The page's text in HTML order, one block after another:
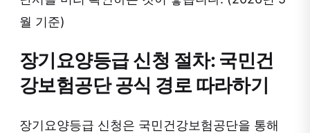
월 기준)
장기요양등급 신청 절차: 국민건
강보험공단 공식 경로 따라하기
장기요양등급 신청은 국민건강보험공단을 통해